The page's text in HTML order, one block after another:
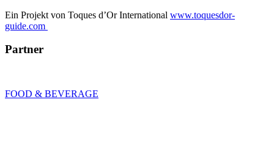
Ein Projekt von Toques d’Or International www.toquesdor-
guide.com
Partner
FOOD & BEVERAGE